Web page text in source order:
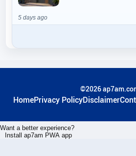
5 days ago
©2026
HomePrivacy PolicyDisclaimer
Want a better experience?
Install ap7am PWA app